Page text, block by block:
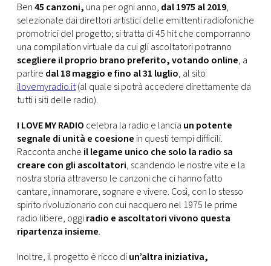
Ben45 canzoni, una per ogni anno, dal 1975 al 2019,
selezionate dai direttori artistici delle emittenti radiofoniche
promotrici del progetto; si tratta di 45 hit che comporranno
una compilation virtuale da cui gli ascoltatori potranno
scegliere il proprio brano preferito, votando online, a
partire dal 18 maggio e fino al 31 luglio, al sito
ilovemyradio.it(al quale si potrà accedere direttamente da
tutti i siti delle radio).
I LOVE MY RADIO celebra la radio e lancia un potente
segnale di unità e coesione in questi tempi difficili.
Racconta anche il legame unico che solo la radio sa
creare con gli ascoltatori, scandendo le nostre vite e la
nostra storia attraverso le canzoni che ci hanno fatto
cantare, innamorare, sognare e vivere. Così, con lo stesso
spirito rivoluzionario con cui nacquero nel 1975 le prime
radio libere, oggiradio e ascoltatori vivono questa
ripartenza insieme.
Inoltre, il progetto è ricco diun’altra iniziativa,